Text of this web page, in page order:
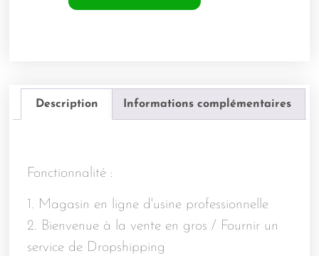
Description Informations complémentaires
Fonctionnalité :
1. Magasin en ligne d'usine professionnelle
2. Bienvenue à la vente en gros / Fournir un
service de Dropshipping